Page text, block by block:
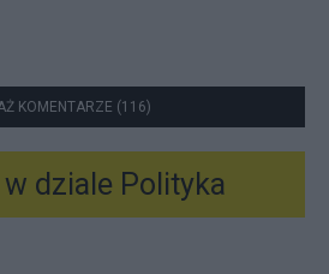
KOMENTARZE (116)
dziale Polityka